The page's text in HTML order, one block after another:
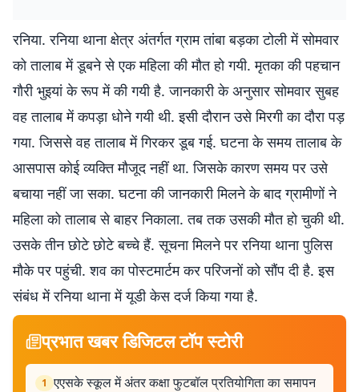
रनिया. रनिया थाना क्षेत्र अंतर्गत ग्राम तांबा बड़का टोली में सोमवार
को तालाब में डूबने से एक महिला की मौत हो गयी. मृतका की पहचान
गौरी भुइयां के रूप में की गयी है. जानकारी के अनुसार सोमवार सुबह
वह तालाब में कपड़ा धोने गयी थी. इसी दौरान उसे मिरगी का दौरा पड़
गया. जिससे वह तालाब में गिरकर डूब गई. घटना के समय तालाब के
आसपास कोई व्यक्ति मौजूद नहीं था. जिसके कारण समय पर उसे
बचाया नहीं जा सका. घटना की जानकारी मिलने के बाद ग्रामीणों ने
महिला को तालाब से बाहर निकाला. तब तक उसकी मौत हो चुकी थी.
उसके तीन छोटे छोटे बच्चे हैं. सूचना मिलने पर रनिया थाना पुलिस
मौके पर पहुंची. शव का पोस्टमार्टम कर परिजनों को सौंप दी है. इस
संबंध में रनिया थाना में यूडी केस दर्ज किया गया है.
प्रभात खबर डिजिटल टॉप स्टोरी
1 एएसके स्कूल में अंतर कक्षा फुटबॉल प्रतियोगिता का समापन